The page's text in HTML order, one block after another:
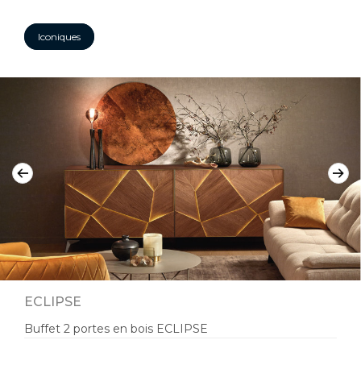
Iconiques
ECLIPSE
Buffet 2 portes en bois ECLIPSE